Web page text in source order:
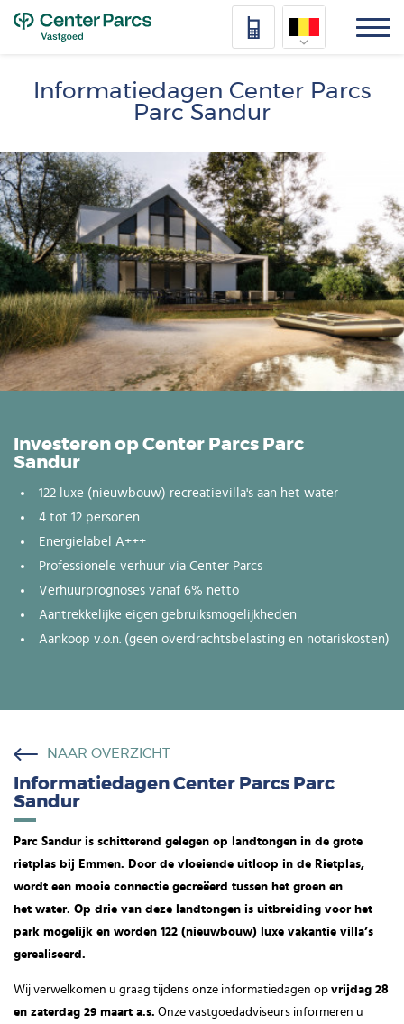
Deutsch
Français
Vlaams
Informatiedagen Center Parcs
Parc Sandur
Investeren op Center Parcs Parc
Sandur
122 luxe (nieuwbouw) recreatievilla's aan het water
4 tot 12 personen
Energielabel A+++
Professionele verhuur via Center Parcs
Verhuurprognoses vanaf 6% netto
Aantrekkelijke eigen gebruiksmogelijkheden
Aankoop v.o.n. (geen overdrachtsbelasting en notariskosten)
Afbeelding
NAAR OVERZICHT
Informatiedagen Center Parcs Parc
Sandur
Parc Sandur is schitterend gelegen op landtongen in de grote
rietplas bij Emmen. Door de vloeiende uitloop in de Rietplas,
wordt een mooie connectie gecreëerd tussen het groen en
het water. Op drie van deze landtongen is uitbreiding voor het
park mogelijk en worden 122 (nieuwbouw) luxe vakantie villa’s
gerealiseerd.
Wij verwelkomen u graag tijdens onze informatiedagen op vrijdag 28
en zaterdag 29 maart a.s. Onze vastgoedadviseurs informeren u